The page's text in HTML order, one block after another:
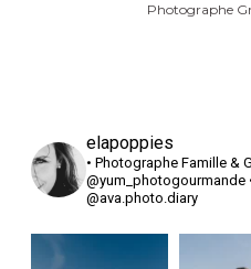
Photographe
elapoppies
• Photographe Famille &
@yum_photogourmande
@ava.photo.diary